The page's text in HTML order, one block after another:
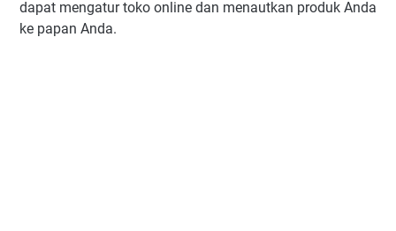
dapat mengatur toko online dan menautkan produk Anda
ke papan Anda.